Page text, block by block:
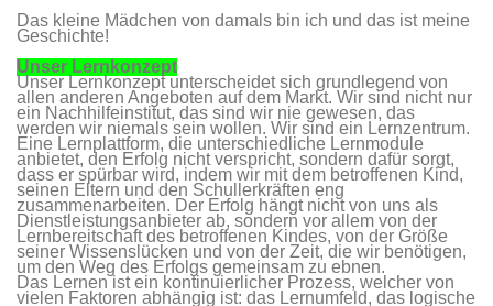
Das kleine Mädchen von damals bin ich und das ist meine
Geschichte!
Unser Lernkonzept
Unser Lernkonzept unterscheidet sich grundlegend von
allen anderen Angeboten auf dem Markt. Wir sind nicht nur
ein Nachhilfeinstitut, das sind wir nie gewesen, das
werden wir niemals sein wollen. Wir sind ein Lernzentrum.
Eine Lernplattform, die unterschiedliche Lernmodule
anbietet, den Erfolg nicht verspricht, sondern dafür sorgt,
dass er spürbar wird, indem wir mit dem betroffenen Kind,
seinen Eltern und den Schullerkräften eng
zusammenarbeiten. Der Erfolg hängt nicht von uns als
Dienstleistungsanbieter ab, sondern vor allem von der
Lernbereitschaft des betroffenen Kindes, von der Größe
seiner Wissenslücken und von der Zeit, die wir benötigen,
um den Weg des Erfolgs gemeinsam zu ebnen.
Das Lernen ist ein kontinuierlicher Prozess, welcher von
vielen Faktoren abhängig ist: das Lernumfeld, das logische